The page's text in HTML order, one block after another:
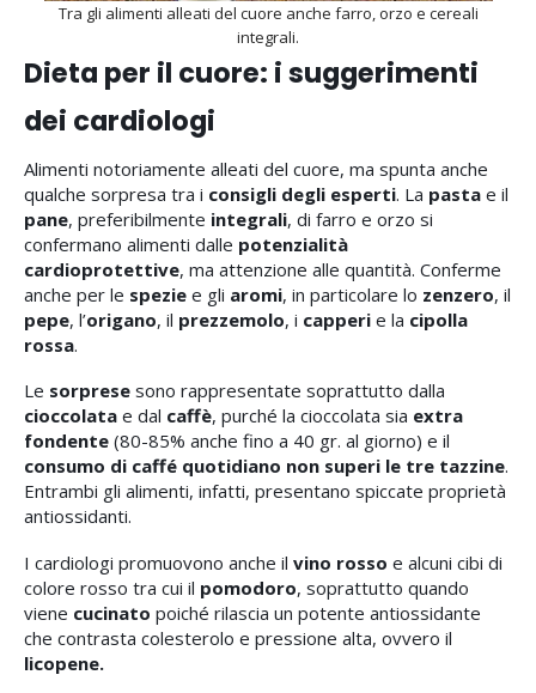
Tra gli alimenti alleati del cuore anche farro, orzo e cereali
integrali.
Dieta per il cuore: i suggerimenti
dei cardiologi
Alimenti notoriamente alleati del cuore, ma spunta anche
qualche sorpresa tra i consigli degli esperti. La pasta e il
pane, preferibilmente integrali, di farro e orzo si
confermano alimenti dalle potenzialità
cardioprotettive, ma attenzione alle quantità. Conferme
anche per le spezie e gli aromi, in particolare lo zenzero, il
pepe, l’origano, il prezzemolo, i capperi e la cipolla
rossa.
Le sorprese sono rappresentate soprattutto dalla
cioccolata e dal caffè, purché la cioccolata sia extra
fondente (80-85% anche fino a 40 gr. al giorno) e il
consumo di caffé quotidiano non superi le tre tazzine.
Entrambi gli alimenti, infatti, presentano spiccate proprietà
antiossidanti.
I cardiologi promuovono anche il vino rosso e alcuni cibi di
colore rosso tra cui il pomodoro, soprattutto quando
viene cucinato poiché rilascia un potente antiossidante
che contrasta colesterolo e pressione alta, ovvero il
licopene.